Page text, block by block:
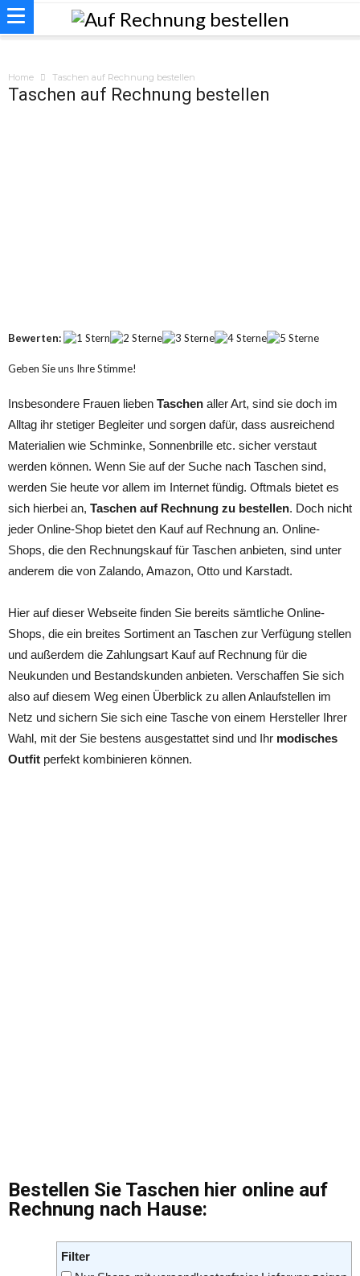
Home Taschen auf Rechnung bestellen
Taschen auf Rechnung bestellen
Bewerten:
Geben Sie uns Ihre Stimme!
Insbesondere Frauen lieben Taschen aller Art, sind sie doch im
Alltag ihr stetiger Begleiter und sorgen dafür, dass ausreichend
Materialien wie Schminke, Sonnenbrille etc. sicher verstaut
werden können. Wenn Sie auf der Suche nach Taschen sind,
werden Sie heute vor allem im Internet fündig. Oftmals bietet es
sich hierbei an, Taschen auf Rechnung zu bestellen. Doch nicht
jeder Online-Shop bietet den Kauf auf Rechnung an. Online-
Shops, die den Rechnungskauf für Taschen anbieten, sind unter
anderem die von Zalando, Amazon, Otto und Karstadt.
Hier auf dieser Webseite finden Sie bereits sämtliche Online-
Shops, die ein breites Sortiment an Taschen zur Verfügung stellen
und außerdem die Zahlungsart Kauf auf Rechnung für die
Neukunden und Bestandskunden anbieten. Verschaffen Sie sich
also auf diesem Weg einen Überblick zu allen Anlaufstellen im
Netz und sichern Sie sich eine Tasche von einem Hersteller Ihrer
Wahl, mit der Sie bestens ausgestattet sind und Ihr modisches
Outfit perfekt kombinieren können.
Bestellen Sie Taschen hier online auf
Rechnung nach Hause:
Filter